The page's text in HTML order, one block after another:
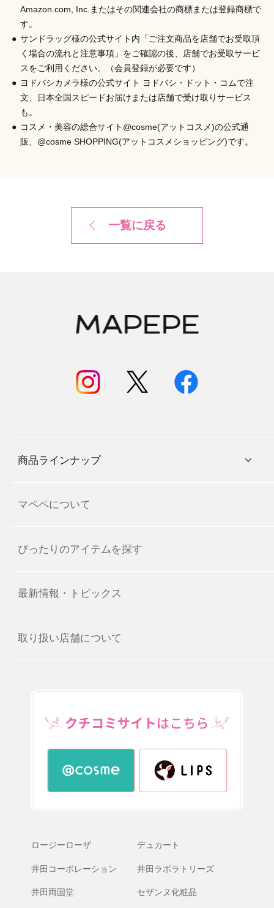
Amazon.com, Inc.またはその関連会社の商標または登録商標で
す。
サンドラッグ様の公式サイト内「ご注文商品を店舗でお受取頂
く場合の流れと注意事項」をご確認の後、店舗でお受取サービ
スをご利用ください。（会員登録が必要です）
ヨドバシカメラ様の公式サイト ヨドバシ・ドット・コムで注
文、日本全国スピードお届けまたは店舗で受け取りサービス
も。
コスメ・美容の総合サイト@cosme(アットコスメ)の公式通
販、@cosme SHOPPING(アットコスメショッピング)です。
一覧に戻る
商品ラインナップ
マペペについて
ぴったりのアイテムを探す
最新情報・トピックス
取り扱い店舗について
ロージーローザ デュカート
井田コーポレーション 井田ラボラトリーズ
井田両国堂 セザンヌ化粧品